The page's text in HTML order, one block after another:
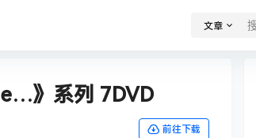
文章
》系列 7DVD
前往下载